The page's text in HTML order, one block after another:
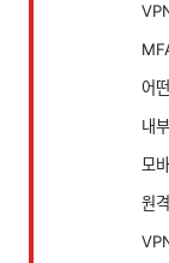
어
내
모
원